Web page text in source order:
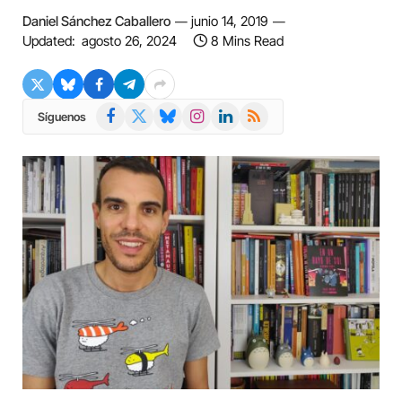
Daniel Sánchez Caballero
junio 14, 2019
Updated: agosto 26, 2024 8 Mins Read
Síguenos Facebook BlueskyInstagramLinkedIn
RSS